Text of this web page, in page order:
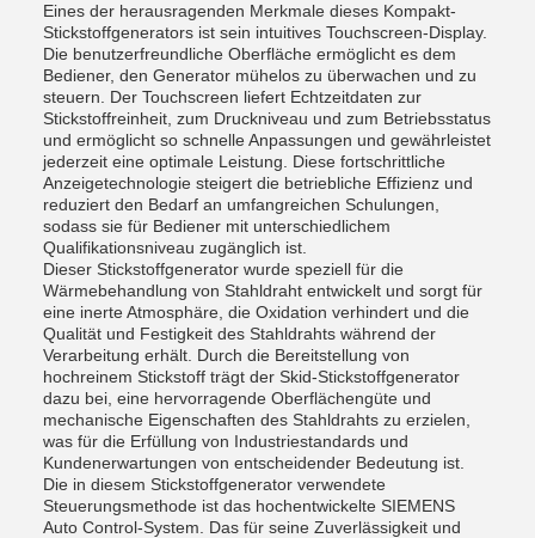
Eines der herausragenden Merkmale dieses Kompakt-
Stickstoffgenerators ist sein intuitives Touchscreen-Display.
Die benutzerfreundliche Oberfläche ermöglicht es dem
Bediener, den Generator mühelos zu überwachen und zu
steuern. Der Touchscreen liefert Echtzeitdaten zur
Stickstoffreinheit, zum Druckniveau und zum Betriebsstatus
und ermöglicht so schnelle Anpassungen und gewährleistet
jederzeit eine optimale Leistung. Diese fortschrittliche
Anzeigetechnologie steigert die betriebliche Effizienz und
reduziert den Bedarf an umfangreichen Schulungen,
sodass sie für Bediener mit unterschiedlichem
Qualifikationsniveau zugänglich ist.
Dieser Stickstoffgenerator wurde speziell für die
Wärmebehandlung von Stahldraht entwickelt und sorgt für
eine inerte Atmosphäre, die Oxidation verhindert und die
Qualität und Festigkeit des Stahldrahts während der
Verarbeitung erhält. Durch die Bereitstellung von
hochreinem Stickstoff trägt der Skid-Stickstoffgenerator
dazu bei, eine hervorragende Oberflächengüte und
mechanische Eigenschaften des Stahldrahts zu erzielen,
was für die Erfüllung von Industriestandards und
Kundenerwartungen von entscheidender Bedeutung ist.
Die in diesem Stickstoffgenerator verwendete
Steuerungsmethode ist das hochentwickelte SIEMENS
Auto Control-System. Das für seine Zuverlässigkeit und